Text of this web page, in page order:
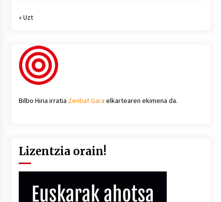
« Uzt
Bilbo Hiria irratia Zenbat Gara elkartearen ekimena da.
Lizentzia orain!